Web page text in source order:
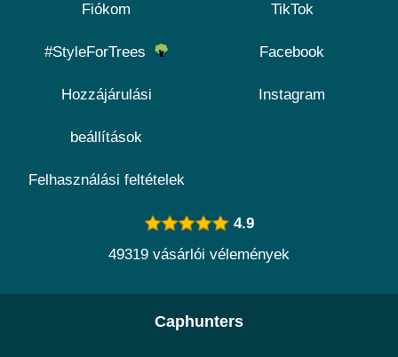
Fiókom
#StyleForTrees
Hozzájárulási
beállítások
Felhasználási feltételek
TikTok
Facebook
Instagram
4.9
49319 vásárlói vélemények
Caphunters